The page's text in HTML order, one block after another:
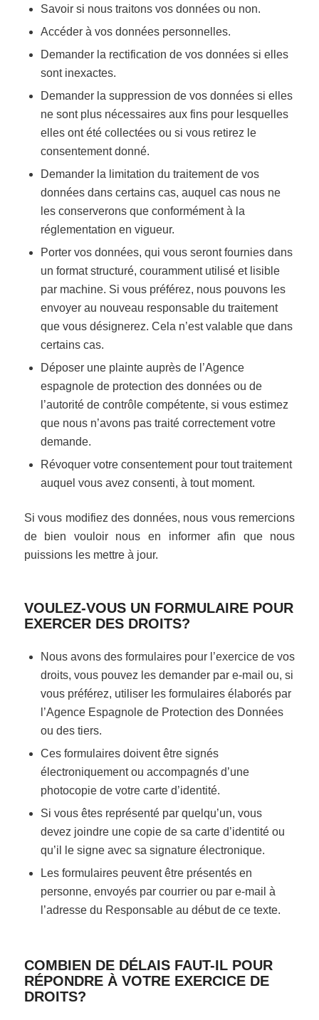
Savoir si nous traitons vos données ou non.
Accéder à vos données personnelles.
Demander la rectification de vos données si elles
sont inexactes.
Demander la suppression de vos données si elles
ne sont plus nécessaires aux fins pour lesquelles
elles ont été collectées ou si vous retirez le
consentement donné.
Demander la limitation du traitement de vos
données dans certains cas, auquel cas nous ne
les conserverons que conformément à la
réglementation en vigueur.
Porter vos données, qui vous seront fournies dans
un format structuré, couramment utilisé et lisible
par machine. Si vous préférez, nous pouvons les
envoyer au nouveau responsable du traitement
que vous désignerez. Cela n’est valable que dans
certains cas.
Déposer une plainte auprès de l’Agence
espagnole de protection des données ou de
l’autorité de contrôle compétente, si vous estimez
que nous n’avons pas traité correctement votre
demande.
Révoquer votre consentement pour tout traitement
auquel vous avez consenti, à tout moment.
Si vous modifiez des données, nous vous remercions
de bien vouloir nous en informer afin que nous
puissions les mettre à jour.
VOULEZ-VOUS UN FORMULAIRE POUR
EXERCER DES DROITS?
Nous avons des formulaires pour l’exercice de vos
droits, vous pouvez les demander par e-mail ou, si
vous préférez, utiliser les formulaires élaborés par
l’Agence Espagnole de Protection des Données
ou des tiers.
Ces formulaires doivent être signés
électroniquement ou accompagnés d’une
photocopie de votre carte d’identité.
Si vous êtes représenté par quelqu’un, vous
devez joindre une copie de sa carte d’identité ou
qu’il le signe avec sa signature électronique.
Les formulaires peuvent être présentés en
personne, envoyés par courrier ou par e-mail à
l’adresse du Responsable au début de ce texte.
COMBIEN DE DÉLAIS FAUT-IL POUR
RÉPONDRE À VOTRE EXERCICE DE
DROITS?